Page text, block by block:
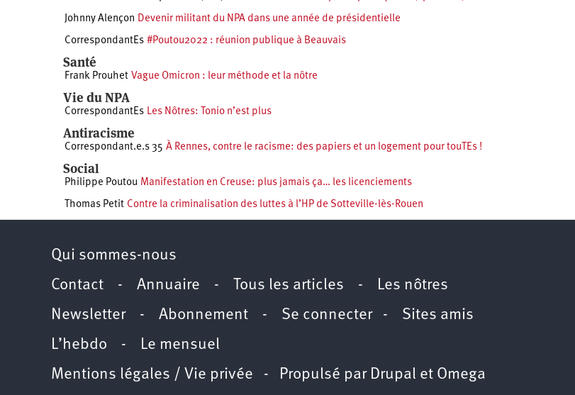
Johnny Alençon Devenir militant du NPA dans une année de présidentielle
CorrespondantEs #Poutou2022 : réunion publique à Beauvais
Santé
Frank Prouhet Vague Omicron : leur méthode et la nôtre
Vie du NPA
CorrespondantEs Les Nôtres: Tonio n’est plus
Antiracisme
Correspondant.e.s 35 À Rennes, contre le racisme: des papiers et un logement pour touTEs !
Social
Philippe Poutou Manifestation en Creuse: plus jamais ça… les licenciements
Thomas Petit Contre la criminalisation des luttes à l’HP de Sotteville-lès-Rouen
Qui sommes-nous
Contact - Annuaire - Tous les articles - Les nôtres
Newsletter- Abonnement - Se connecter- Sites amis
L’hebdo - Le mensuel
Mentions légales / Vie privée - Propulsé par Drupal et Omega